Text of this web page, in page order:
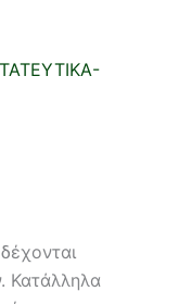
Κατάλληλα